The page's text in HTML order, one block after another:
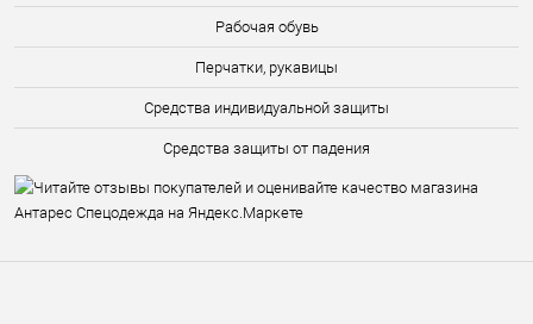
Рабочая обувь
Перчатки, рукавицы
Средства индивидуальной защиты
Средства защиты от падения